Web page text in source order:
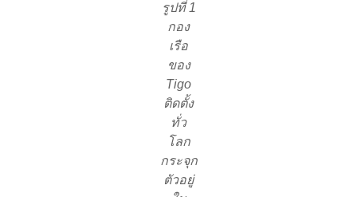
รูปที่ 1
กอง
เรือ
ของ
Tigo
ติดตั้ง
ทั่ว
โลก
กระจุก
ตัวอยู่